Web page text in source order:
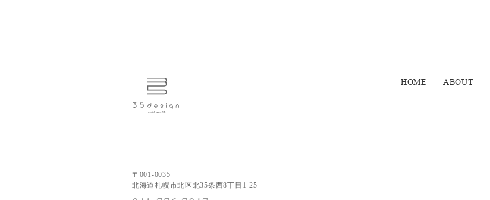
〒001-0035
北海道札幌市北区北35条西8丁目1-25
HOME ABOUT